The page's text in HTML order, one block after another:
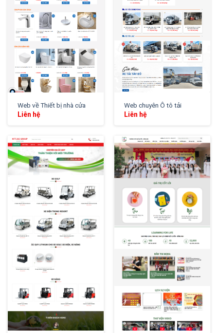
Web về Thiết bị nhà cửa
Liên hệ
Web chuyên Ô tô tải
Liên hệ
XEM THỬ XEM THỬ